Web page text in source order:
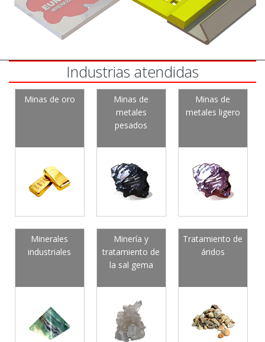
Industrias atendidas
Minas de oro
Minas de
metales
pesados
Minas de
metales ligero
Minerales
industriales
Minería y
tratamiento de
la sal gema
Tratamiento de
áridos